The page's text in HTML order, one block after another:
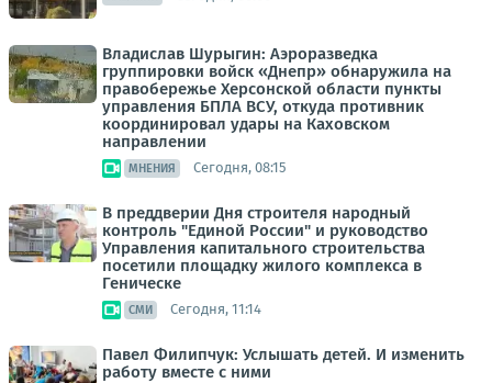
Владислав Шурыгин: Аэроразведка
группировки войск «Днепр» обнаружила на
правобережье Херсонской области пункты
управления БПЛА ВСУ, откуда противник
координировал удары на Каховском
направлении
МНЕНИЯ Сегодня, 08:15
В преддверии Дня строителя народный
контроль "Единой России" и руководство
Управления капитального строительства
посетили площадку жилого комплекса в
Геническе
СМИ Сегодня, 11:14
Павел Филипчук: Услышать детей. И изменить
работу вместе с ними